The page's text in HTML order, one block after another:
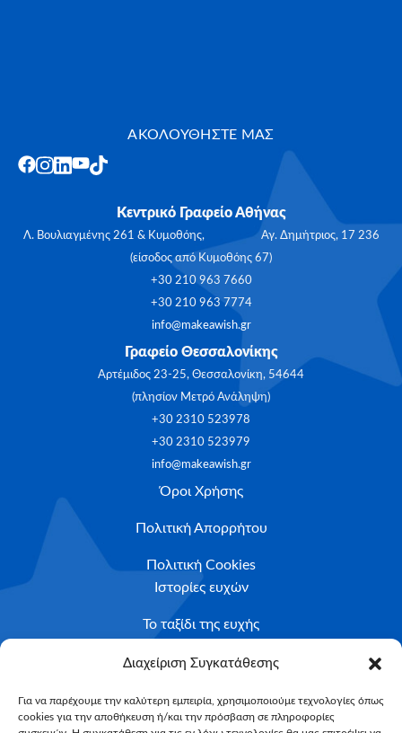
Διαχείριση Συγκατάθεσης
Για να παρέχουμε την καλύτερη εμπειρία, χρησιμοποιούμε τεχνολογίες όπως
cookies για την αποθήκευση ή/και την πρόσβαση σε πληροφορίες
ΑΚΟΛΟΥΘΗΣΤΕ ΜΑΣ
Κεντρικό Γραφείο Αθήνας
Λ. Βουλιαγμένης 261 & Κυμοθόης, Αγ. Δημήτριος, 17 236
(είσοδος από Κυμοθόης 67)
+30 210 963 7660
+30 210 963 7774
info@makeawish.gr
Γραφείο Θεσσαλονίκης
Αρτέμιδος 23-25, Θεσσαλονίκη, 54644
(πλησίον Μετρό Ανάληψη)
+30 2310 523978
+30 2310 523979
info@makeawish.gr
Όροι Χρήσης
Πολιτική Απορρήτου
Πολιτική Cookies
Ιστορίες ευχών
Το ταξίδι της ευχής
Κριτήρια Καταλληλότητας
Υποβολή Αιτήματος
NEWSLETTER